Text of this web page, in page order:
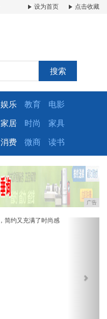
设为首页 点击收藏
搜索
娱乐 教育 电影
家居 时尚 家具
消费 微商 读书
广告